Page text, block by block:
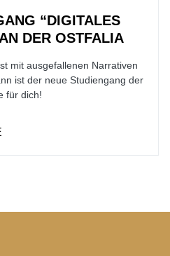
“DIGITALES
DER OSTFALIA
mit ausgefallenen Narrativen
ist der neue Studiengang der
für dich!